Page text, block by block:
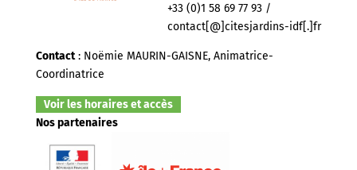
+33 (0)1 58 69 77 93 /
contact[@]citesjardins-idf[.]fr
Contact: Noëmie MAURIN-GAISNE, Animatrice-
Coordinatrice
Voir les horaires et accès
Nos partenaires